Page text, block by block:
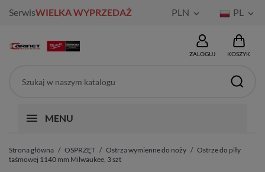
SerwisWIELKA WYPRZEDAŻ PLN  PL 
ZALOGUJ KOSZYK
MENU
Strona główna OSPRZĘT Ostrza wymienne do noży
Ostrze do piły
taśmowej 1140 mm Milwaukee, 3 szt